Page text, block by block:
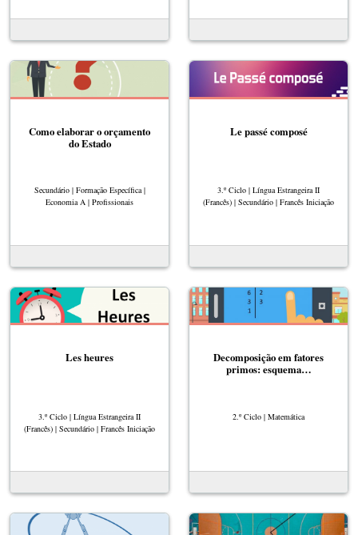
Como elaborar o orçamento
do Estado
Secundário | Formação Específica |
Economia A | Profissionais
Le passé composé
3.º Ciclo | Língua Estrangeira II
(Francês) | Secundário | Francês Iniciação
Les heures
3.º Ciclo | Língua Estrangeira II
(Francês) | Secundário | Francês Iniciação
Decomposição em fatores
primos: esquema…
2.º Ciclo | Matemática